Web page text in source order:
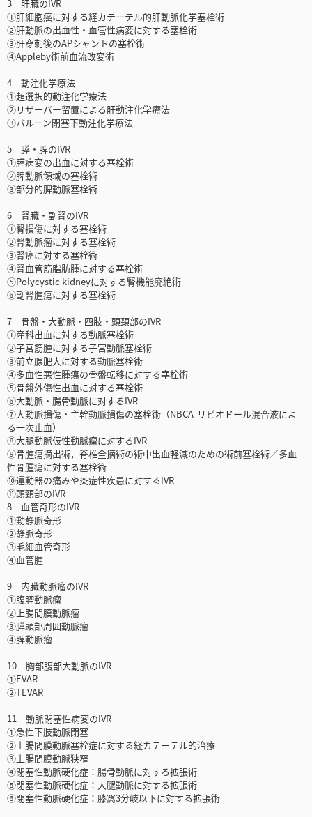
3 肝臓のIVR
①肝細胞癌に対する経カテーテル的肝動脈化学塞栓術
②肝動脈の出血性・血管性病変に対する塞栓術
③肝穿刺後のAPシャントの塞栓術
④Appleby術前血流改変術
4 動注化学療法
①超選択的動注化学療法
②リザーバー留置による肝動注化学療法
③バルーン閉塞下動注化学療法
5 膵・脾のIVR
①膵病変の出血に対する塞栓術
②脾動脈領域の塞栓術
③部分的脾動脈塞栓術
6 腎臓・副腎のIVR
①腎損傷に対する塞栓術
②腎動脈瘤に対する塞栓術
③腎癌に対する塞栓術
④腎血管筋脂肪腫に対する塞栓術
⑤Polycystic kidneyに対する腎機能廃絶術
⑥副腎腫瘍に対する塞栓術
7 骨盤・大動脈・四肢・頭頚部のIVR
①産科出血に対する動脈塞栓術
②子宮筋腫に対する子宮動脈塞栓術
③前立腺肥大に対する動脈塞栓術
④多血性悪性腫瘍の骨盤転移に対する塞栓術
⑤骨盤外傷性出血に対する塞栓術
⑥大動脈・腸骨動脈に対するIVR
⑦大動脈損傷・主幹動脈損傷の塞栓術（NBCA-リピオドール混合液によ
る一次止血）
⑧大腿動脈仮性動脈瘤に対するIVR
⑨骨腫瘍摘出術，脊椎全摘術の術中出血軽減のための術前塞栓術／多血
性骨腫瘍に対する塞栓術
⑩運動器の痛みや炎症性疾患に対するIVR
⑪頭頸部のIVR
8 血管奇形のIVR
①動静脈奇形
②静脈奇形
③毛細血管奇形
④血管腫
9 内臓動脈瘤のIVR
①腹腔動脈瘤
②上腸間膜動脈瘤
③膵頭部周囲動脈瘤
④脾動脈瘤
10 胸部腹部大動脈のIVR
①EVAR
②TEVAR
11 動脈閉塞性病変のIVR
①急性下肢動脈閉塞
②上腸間膜動脈塞栓症に対する経カテーテル的治療
③上腸間膜動脈狭窄
④閉塞性動脈硬化症：腸骨動脈に対する拡張術
⑤閉塞性動脈硬化症：大腿動脈に対する拡張術
⑥閉塞性動脈硬化症：膝窩3分岐以下に対する拡張術